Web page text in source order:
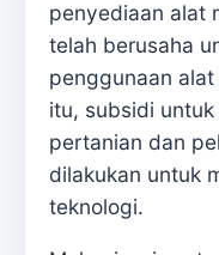
penyediaan alat
telah berusaha
penggunaan
itu, subsidi
pertanian dan
dilakukan untuk
teknologi.